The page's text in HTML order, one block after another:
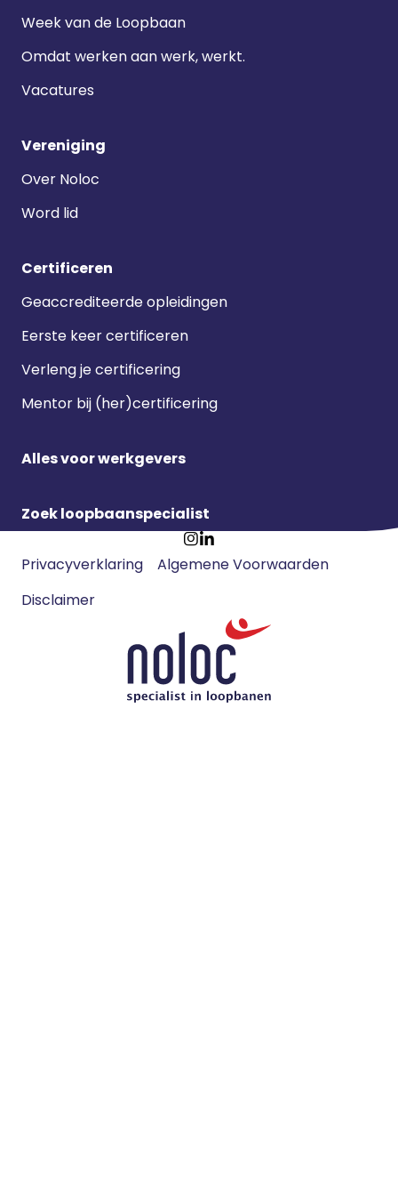
Week van de Loopbaan
Omdat werken aan werk, werkt.
Vacatures
Vereniging
Over Noloc
Word lid
Certificeren
Geaccrediteerde opleidingen
Eerste keer certificeren
Verleng je certificering
Mentor bij (her)certificering
Alles voor werkgevers
Zoek loopbaanspecialist
GaGa
Footer
navigatie
Privacyverklaring
Algemene Voorwaarden
Disclaimer